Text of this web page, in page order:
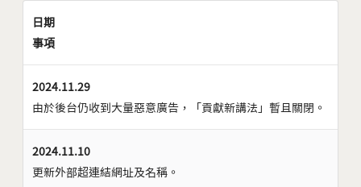
日期
事項
2024.11.29
由於後台仍收到大量惡意廣告，「貢獻新講法」暫且關閉。
2024.11.10
更新外部超連結網址及名稱。